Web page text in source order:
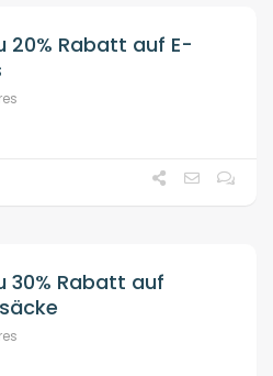
20% Rabatt auf E-
30% Rabatt auf